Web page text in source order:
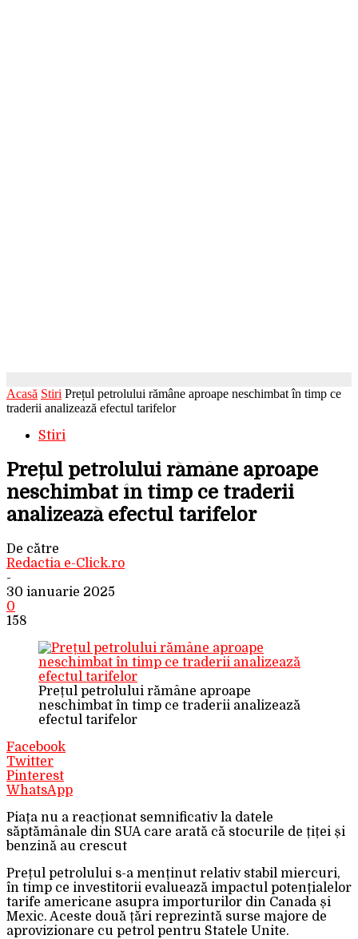
Acasă Stiri Prețul petrolului rămâne aproape neschimbat în timp ce
traderii analizează efectul tarifelor
Stiri
Prețul petrolului rămâne aproape
neschimbat în timp ce traderii
analizează efectul tarifelor
De către
Redactia e-Click.ro
-
30 ianuarie 2025
0
158
Prețul petrolului rămâne aproape
neschimbat în timp ce traderii analizează
efectul tarifelor
Facebook
Twitter
Pinterest
WhatsApp
Piața nu a reacționat semnificativ la datele
săptămânale din SUA care arată că stocurile de țiței și
benzină au crescut
Prețul petrolului s-a menținut relativ stabil miercuri,
în timp ce investitorii evaluează impactul potențialelor
tarife americane asupra importurilor din Canada și
Mexic. Aceste două țări reprezintă surse majore de
aprovizionare cu petrol pentru Statele Unite.